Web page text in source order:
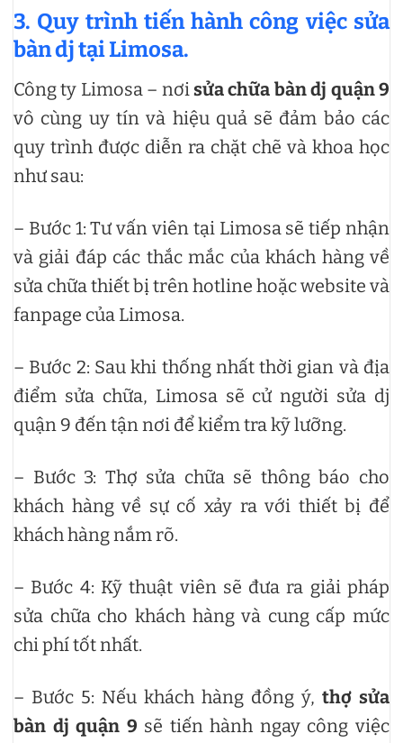
3. Quy trình tiến hành công việc sửa
bàn dj tại Limosa.
Công ty Limosa – nơisửa chữa bàn dj quận 9
vô cùng uy tín và hiệu quả sẽ đảm bảo các
quy trình được diễn ra chặt chẽ và khoa học
như sau:
– Bước 1: Tư vấn viên tại Limosa sẽ tiếp nhận
và giải đáp các thắc mắc của khách hàng về
sửa chữa thiết bị trên hotline hoặc website và
fanpage của Limosa.
– Bước 2: Sau khi thống nhất thời gian và địa
điểm sửa chữa, Limosa sẽ cử người sửa dj
quận 9 đến tận nơi để kiểm tra kỹ lưỡng.
– Bước 3: Thợ sửa chữa sẽ thông báo cho
khách hàng về sự cố xảy ra với thiết bị để
khách hàng nắm rõ.
– Bước 4: Kỹ thuật viên sẽ đưa ra giải pháp
sửa chữa cho khách hàng và cung cấp mức
chi phí tốt nhất.
– Bước 5: Nếu khách hàng đồng ý, thợ sửa
bàn dj quận 9 sẽ tiến hành ngay công việc